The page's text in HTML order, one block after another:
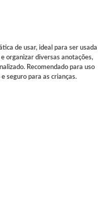
de usar, ideal para ser usada
organizar diversas anotações,
Recomendado para uso
seguro para as crianças.